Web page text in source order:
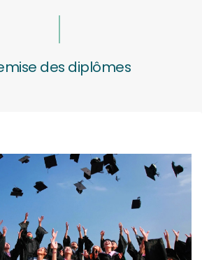
des diplômes